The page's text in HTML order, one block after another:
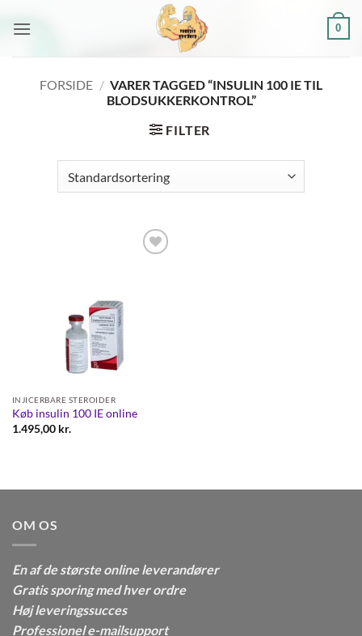
0
FORSIDE / VARER TAGGED “INSULIN 100 IE TIL
BLODSUKKERKONTROL”
FILTER
INJICERBARE STEROIDER
Køb insulin 100 IE online
1.495,00 kr.
OM OS
En af de største online leverandører
Gratis sporing med hver ordre
Høj leveringssucces
Professionel e-mailsupport